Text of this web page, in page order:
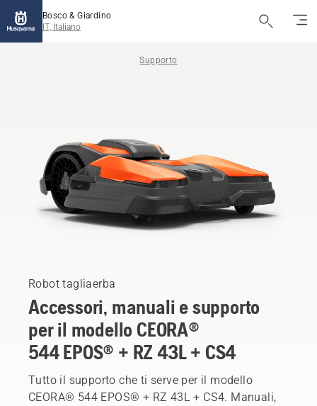
Bosco & Giardino
IT, Italiano
Supporto
Robot tagliaerba
Accessori, manuali e supporto
per il modello CEORA®
544 EPOS® + RZ 43L + CS4
Tutto il supporto che ti serve per il modello
CEORA® 544 EPOS® + RZ 43L + CS4. Manuali,